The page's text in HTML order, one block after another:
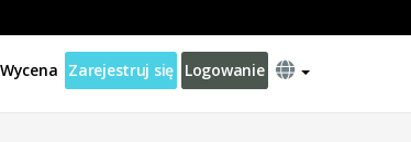
Wycena Zarejestruj się Logowanie